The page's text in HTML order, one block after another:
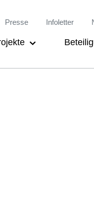
Meta-
Presse Infoletter